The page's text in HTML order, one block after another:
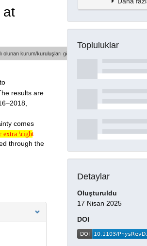
at
olunan kurum/kuruluşları göster
to
results are
comes
through the
Topluluklar
Detaylar
Oluşturuldu
17 Nisan 2025
DOI